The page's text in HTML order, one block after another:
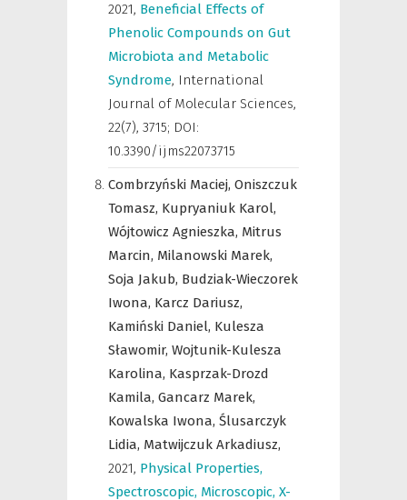
2021, Beneficial Effects of
Phenolic Compounds on Gut
Microbiota and Metabolic
Syndrome, International
Journal of Molecular Sciences,
22(7), 3715; DOI:
10.3390/ijms22073715
Combrzyński Maciej, Oniszczuk
Tomasz, Kupryaniuk Karol,
Wójtowicz Agnieszka, Mitrus
Marcin, Milanowski Marek,
Soja Jakub, Budziak-Wieczorek
Iwona, Karcz Dariusz,
Kamiński Daniel, Kulesza
Sławomir, Wojtunik-Kulesza
Karolina, Kasprzak-Drozd
Kamila, Gancarz Marek,
Kowalska Iwona, Ślusarczyk
Lidia, Matwijczuk Arkadiusz,
2021, Physical Properties,
Spectroscopic, Microscopic, X-